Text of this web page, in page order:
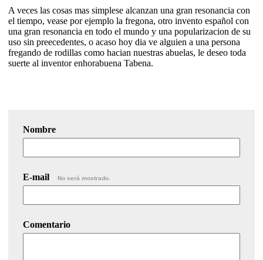
A veces las cosas mas simplese alcanzan una gran resonancia con
el tiempo, vease por ejemplo la fregona, otro invento español con
una gran resonancia en todo el mundo y una popularizacion de su
uso sin preecedentes, o acaso hoy dia ve alguien a una persona
fregando de rodillas como hacian nuestras abuelas, le deseo toda
suerte al inventor enhorabuena Tabena.
Nombre
E-mail No será mostrado.
Comentario